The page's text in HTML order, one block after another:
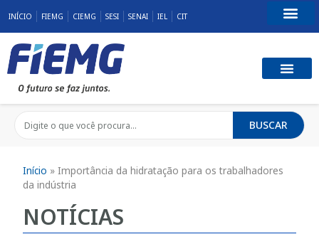
INÍCIO FIEMG CIEMG SESI SENAI IEL CIT
BUSCAR
Início »Importância da hidratação para os trabalhadores
da indústria
NOTÍCIAS